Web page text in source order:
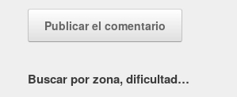
Buscar por zona, dificultad…